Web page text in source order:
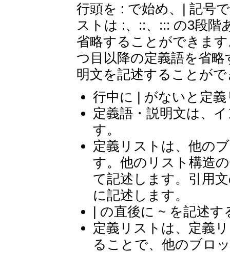
行頭を : で始め、| 記号
ストは :、::、::: の3段階
省略することができま
つ目以降の定義語を省
明文を記述することが
行中に | がないと定
定義語・説明文は、
す。
定義リストは、他の
す。他のリスト構造
て記述します。引用
に記述します。
| の直後に ~ を記述
定義リストは、定義
ることで、他のブロ